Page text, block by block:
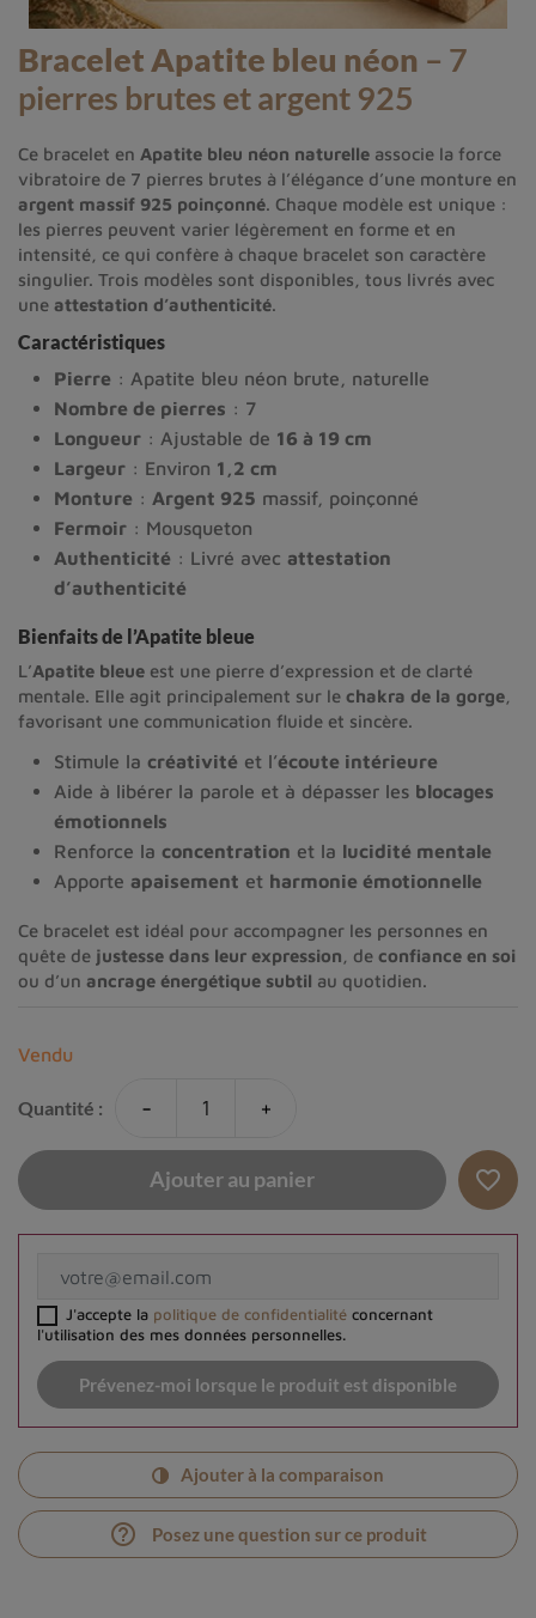
Bracelet Apatite bleu néon – 7
pierres brutes et argent 925
Ce bracelet en Apatite bleu néon naturelle associe la force
vibratoire de 7 pierres brutes à l’élégance d’une monture en
argent massif 925 poinçonné. Chaque modèle est unique :
les pierres peuvent varier légèrement en forme et en
intensité, ce qui confère à chaque bracelet son caractère
singulier. Trois modèles sont disponibles, tous livrés avec
une attestation d’authenticité.
Caractéristiques
Pierre : Apatite bleu néon brute, naturelle
Nombre de pierres : 7
Longueur : Ajustable de 16 à 19 cm
Largeur : Environ 1,2 cm
Monture : Argent 925 massif, poinçonné
Fermoir : Mousqueton
Authenticité : Livré avec attestation
d’authenticité
Bienfaits de l’Apatite bleue
L’Apatite bleue est une pierre d’expression et de clarté
mentale. Elle agit principalement sur le chakra de la gorge
favorisant une communication fluide et sincère.
Stimule la créativité et l’écoute intérieure
Aide à libérer la parole et à dépasser les blocages
émotionnels
Renforce la concentration et la lucidité mentale
Apporte apaisement et harmonie émotionnelle
Ce bracelet est idéal pour accompagner les personnes en
quête de justesse dans leur expression , de confiance en soi
ou d’un ancrage énergétique subtil au quotidien.
Vendu
Quantité : - +
Ajouter au panier favorite_border
J'accepte la politique de confidentialitéconcernant
l'utilisation des mes données personnelles.
Prévenez-moi lorsque le produit est disponible
Ajouter à la comparaison
help_outline Posez une question sur ce produit